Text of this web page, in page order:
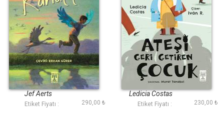
Mavi Kanatlar
Jef Aerts
Etiket Fiyatı : 290,00 ₺
Ateşi Geri Getiren
Çocuk
Ledicia Costas
Etiket Fiyatı : 230,00 ₺